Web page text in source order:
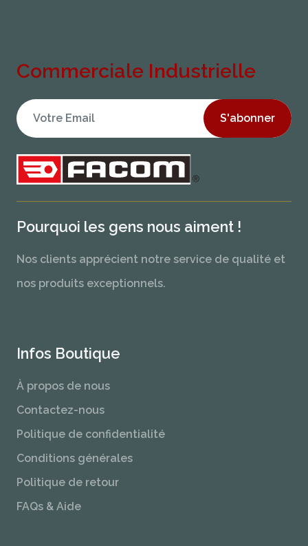
Commerciale Industrielle
S'abonner
Pourquoi les gens nous aiment !
Nos clients apprécient notre service de qualité et
nos produits exceptionnels.
Infos Boutique
À propos de nous
Contactez-nous
Politique de confidentialité
Conditions générales
Politique de retour
FAQs & Aide